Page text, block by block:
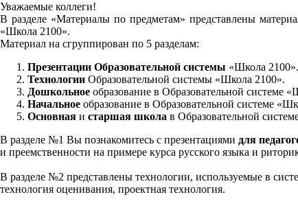
Уважаемые коллеги!
В разделе «Материалы по предметам» представлены
«Школа 2100».
Материал на сгруппирован по 5 разделам:
Презентации Образовательной системы «Школа 2100».
Технологии Образовательной системы «Школа 2100».
Дошкольное образование в Образовательной системе
Начальное образование в Образовательной системе
Основная и старшая школа в Образовательной
В разделе №1 Вы познакомитесь с презентациями для
и преемственности на примере курса русского языка и
В разделе №2 представлены технологии, используемые в
технология оценивания, проектная технология.